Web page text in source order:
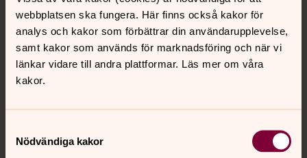
webbplatsen ska fungera. Här finns också kakor för
analys och kakor som förbättrar din användarupplevelse,
samt kakor som används för marknadsföring och när vi
länkar vidare till andra plattformar. Läs mer om våra
kakor.
Nödvändiga kakor
Hitta snabbt